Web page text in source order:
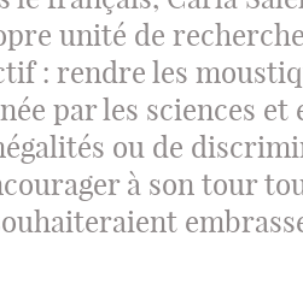
unité de
: rendre les
par les sciences et
ou de
à son tour